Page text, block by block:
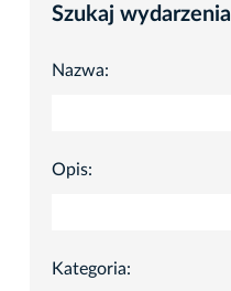
Szukaj wydarzenia
Nazwa:
Opis:
Kategoria: